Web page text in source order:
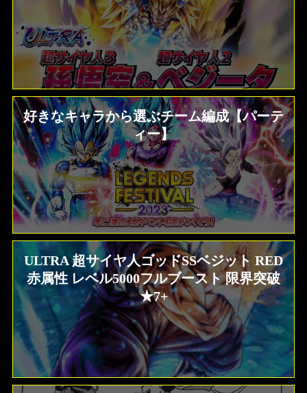
好きなキャラから選ぶチーム編成【パーテ
ィー】
ULTRA 超サイヤ人ゴッドSSベジット RED
赤属性 レベル5000フルブースト 限界突破
★7+